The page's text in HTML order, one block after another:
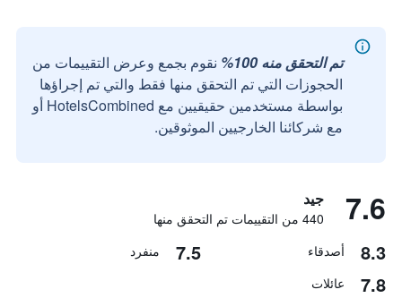
تم التحقق منه 100%
نقوم بجمع وعرض التقييمات من
الحجوزات التي تم التحقق منها فقط والتي تم إجراؤها
بواسطة مستخدمين حقيقيين مع HotelsCombined أو
مع شركائنا الخارجيين الموثوقين.
7.6 جيد
440 من التقييمات تم التحقق منها
8.3 أصدقاء 7.5 منفرد
7.8 عائلات